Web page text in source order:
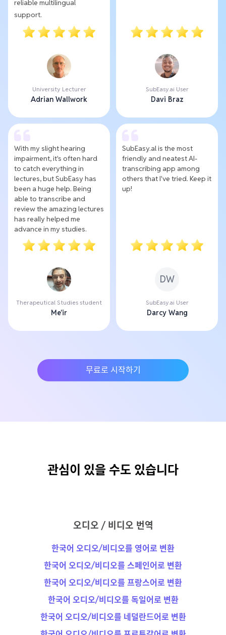
reliable multilingual
support.
University Lecturer
Adrian Wallwork
SubEasy.ai User
Davi Braz
With my slight hearing
impairment, it's often hard
to catch everything in
lectures, but SubEasy has
been a huge help. Being
able to transcribe and
review the amazing lectures
has really helped me
advance in my studies.
Therapeutical Studies student
Me'ir
SubEasy.al is the most
friendly and neatest AI-
transcribing app among
others that I've tried. Keep it
up!
DW
SubEasy.ai User
Darcy Wang
무료로 시작하기
관심이 있을 수도 있습니다
오디오 / 비디오 번역
한국어 오디오/비디오를 영어로 변환
한국어 오디오/비디오를 스페인어로 변환
한국어 오디오/비디오를 프랑스어로 변환
한국어 오디오/비디오를 독일어로 변환
한국어 오디오/비디오를 네덜란드어로 변환